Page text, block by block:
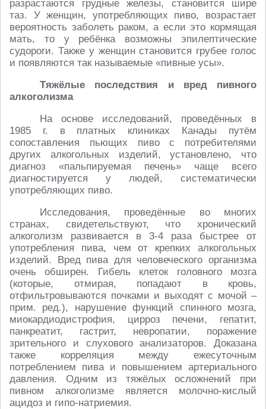
разрастаются грудные железы, становится шире
таз. У женщин, употребляющих пиво, возрастает
вероятность заболеть раком, а если это кормящая
мать, то у ребёнка возможны эпилептические
судороги. Также у женщин становится грубее голос
и появляются так называемые «пивные усы».
Тяжёлые последствия и вред пивного
алкоголизма
На основе исследований, проведённых в
1985 г. в платных клиниках Канады путём
сопоставления пьющих пиво с потребителями
других алкогольных изделий, установлено, что
диагноз «пальпируемая печень» чаще всего
диагностируется у людей, систематически
употребляющих пиво.
Исследования, проведённые во многих
странах, свидетельствуют, что хронический
алкоголизм развивается в 3-4 раза быстрее от
употребления пива, чем от крепких алкогольных
изделий. Вред пива для человеческого организма
очень обширен. Гибель клеток головного мозга
(которые, отмирая, попадают в кровь,
отфильтровываются почками и выходят с мочой –
прим. ред.), нарушение функций спинного мозга,
миокардиодистрофия, цирроз печени, гепатит,
панкреатит, гастрит, невропатии, поражение
зрительного и слухового анализаторов. Доказана
также корреляция между ежесуточным
потреблением пива и повышением артериального
давления. Одним из тяжёлых осложнений при
пивном алкоголизме является молочно-кислый
ацидоз и гипо-натриемия.